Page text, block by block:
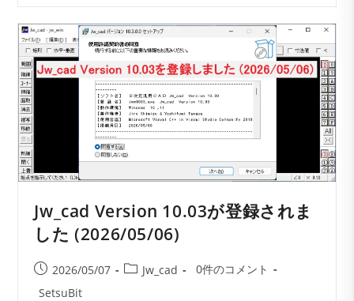
を
画
（PNG・
JPEG）
手
Jw_cad Version 10.03が登録されま
した (2026/05/06)
投
稿
2026/05/07
投 Jw_cad
投
0件のコメント
投
SetsuBit